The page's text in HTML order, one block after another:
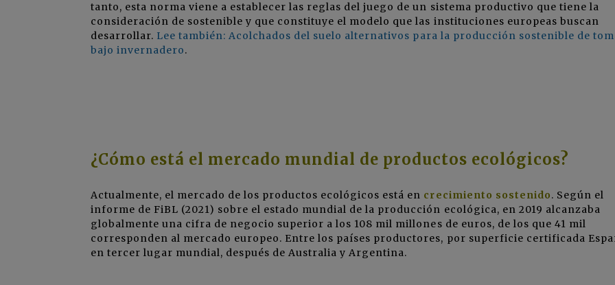
tanto, esta norma viene a establecer las reglas del juego de un sistema productivo que tiene la
consideración de sostenible y que constituye el modelo que las instituciones europeas buscan
desarrollar. Lee también: Acolchados del suelo alternativos para la producción sostenible de
bajo invernadero.
¿Cómo está el mercado mundial de productos ecológicos?
Actualmente, el mercado de los productos ecológicos está en crecimiento sostenido. Según el
informe de FiBL (2021) sobre el estado mundial de la producción ecológica, en 2019 alcanzaba
globalmente una cifra de negocio superior a los 108 mil millones de euros, de los que 41 mil
corresponden al mercado europeo. Entre los países productores, por superficie certificada
en tercer lugar mundial, después de Australia y Argentina.